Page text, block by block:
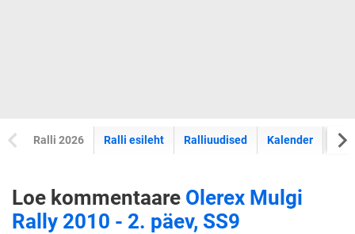
Ralli 2026 Ralli esileht Ralliuudised Kalender
Loe kommentaare Olerex Mulgi
Rally 2010 - 2. päev, SS9